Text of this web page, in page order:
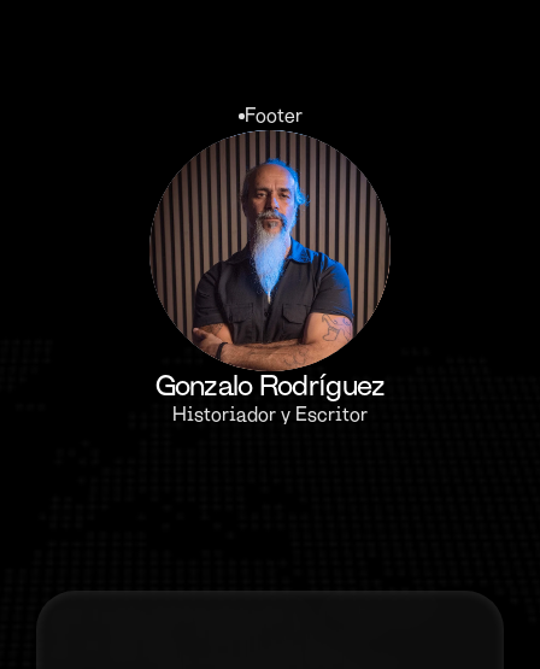
Footer
Gonzalo Rodríguez
Historiador y Escritor